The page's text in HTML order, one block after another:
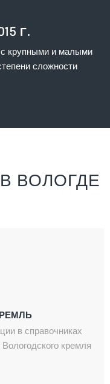
Г.
крупными и малыми
сложности
ВОЛОГДЕ
в справочниках
кремля